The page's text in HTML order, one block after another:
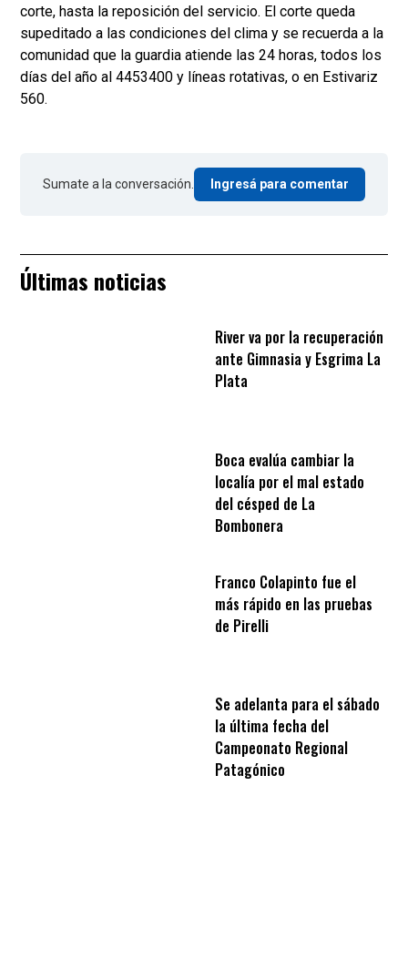
corte, hasta la reposición del servicio. El corte queda
supeditado a las condiciones del clima y se recuerda a la
comunidad que la guardia atiende las 24 horas, todos los
días del año al 4453400 y líneas rotativas, o en Estivariz
560.
Sumate a la conversación. Ingresá para comentar
Últimas noticias
River va por la recuperación
ante Gimnasia y Esgrima La
Plata
Boca evalúa cambiar la
localía por el mal estado
del césped de La
Bombonera
Franco Colapinto fue el
más rápido en las pruebas
de Pirelli
Se adelanta para el sábado
la última fecha del
Campeonato Regional
Patagónico